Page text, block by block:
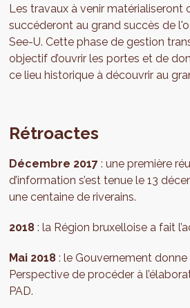
Les travaux à venir matérialiseront
succéderont au grand succès de
See-U. Cette phase de gestion
objectif d’ouvrir les portes et de
ce lieu historique à découvrir au
Rétroactes
Décembre 2017: une première
d’information s’est tenue le 13
une centaine de riverains.
2018: la Région bruxelloise a fait
Mai 2018 : le Gouvernement
Perspective de procéder à
PAD.